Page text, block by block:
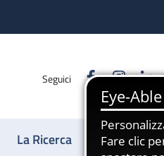
Seguici Facebook
La Ricerca